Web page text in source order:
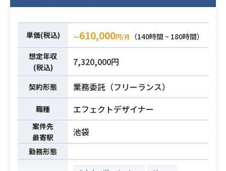
必須スキル
制作経験
ーションを作成できる方
単価(税込) 〜610,000円/月
（140時間 ~ 180時間）
想定年収
(税込)
7,320,000円
契約形態 業務委託（フリーランス）
職種 エフェクトデザイナー
案件先
最寄駅
池袋
勤務形態